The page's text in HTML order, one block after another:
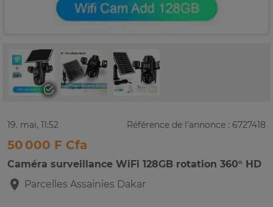
19. mai, 11:52 Référence de l'annonce : 6727418
50 000 F Cfa
Caméra surveillance WiFi 128GB rotation 360° HD
Parcelles Assainies Dakar